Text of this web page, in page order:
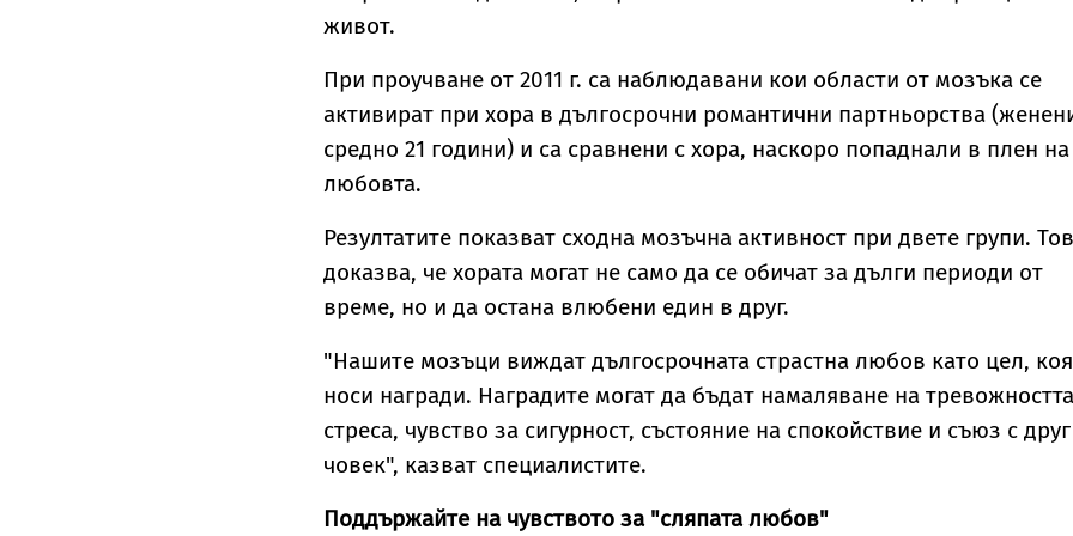
живот.
При проучване от 2011 г. са наблюдавани кои области от мозъка се
активират при хора в дългосрочни романтични партньорства
средно 21 години) и са сравнени с хора, наскоро попаднали в плен на
любовта.
Резултатите показват сходна мозъчна активност при двете групи.
доказва, че хората могат не само да се обичат за дълги периоди от
време, но и да остана влюбени един в друг.
"Нашите мозъци виждат дългосрочната страстна любов като цел,
носи награди. Наградите могат да бъдат намаляване на
стреса, чувство за сигурност, състояние на спокойствие и съюз с друг
човек", казват специалистите.
Поддържайте на чувството за "сляпата любов"